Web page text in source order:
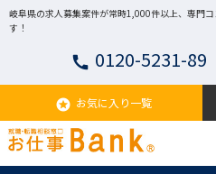
岐阜県の求人募集案件が常時1,000件以上、専門
す！
call 0120-5231-89
stars お気に入り一覧